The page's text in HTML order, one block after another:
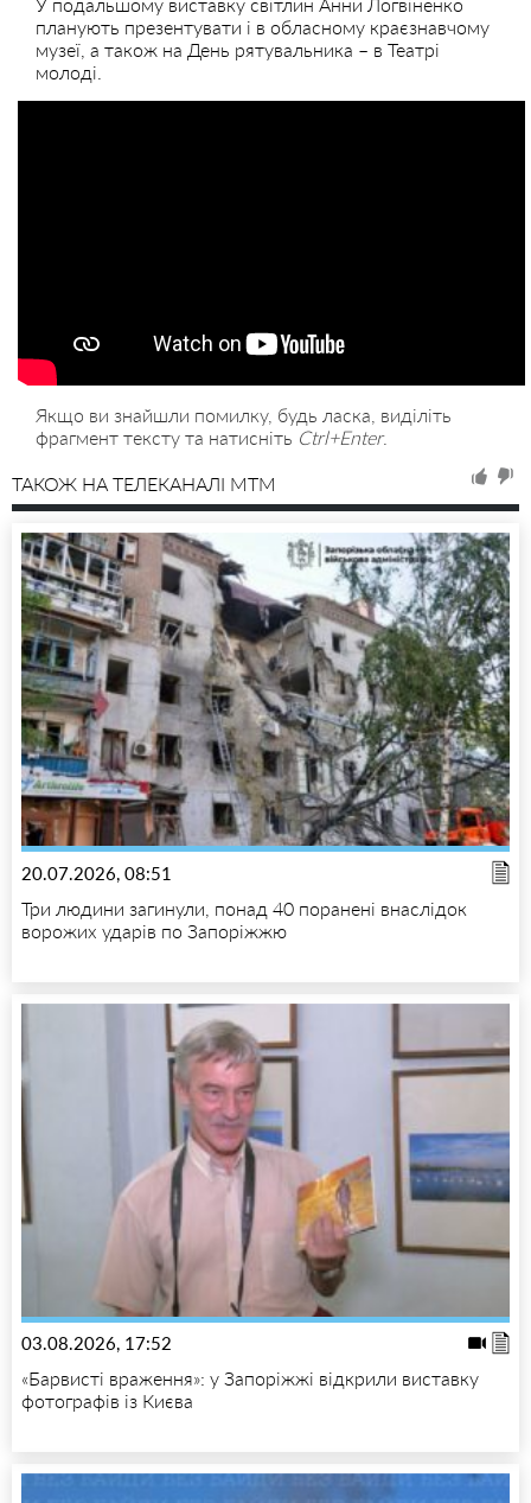
планують презентувати і в обласному краєзнавчому
музеї, а також на День рятувальника – в Театрі
молоді.
Якщо ви знайшли помилку, будь ласка, виділіть
фрагмент тексту та натисніть Ctrl+Enter.
ТАКОЖ НА ТЕЛЕКАНАЛІ MTM
20.07.2026, 08:51
Три людини загинули, понад 40 поранені внаслідок
ворожих ударів по Запоріжжю
03.08.2026, 17:52
«Барвисті враження»: у Запоріжжі відкрили виставку
фотографів із Києва